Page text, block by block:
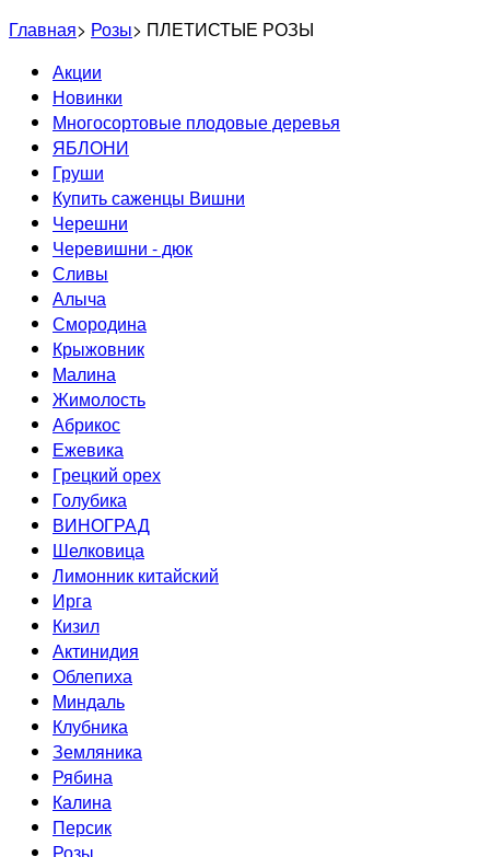
Главная> Розы> ПЛЕТИСТЫЕ РОЗЫ
Акции
Новинки
Многосортовые плодовые деревья
ЯБЛОНИ
Груши
Купить саженцы Вишни
Черешни
Черевишни - дюк
Сливы
Алыча
Смородина
Крыжовник
Малина
Жимолость
Абрикос
Ежевика
Грецкий орех
Голубика
ВИНОГРАД
Шелковица
Лимонник китайский
Ирга
Кизил
Актинидия
Облепиха
Миндаль
Клубника
Земляника
Рябина
Калина
Персик